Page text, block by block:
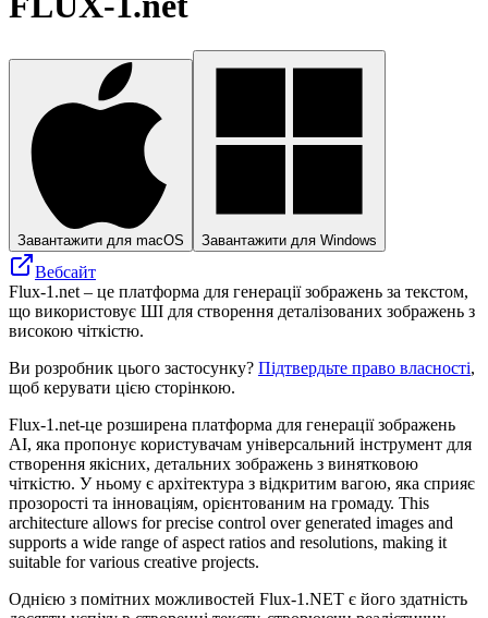
Завантажити для macOS Завантажити для Windows
Вебсайт
Flux-1.net – це платформа для генерації зображень за текстом,
що використовує ШІ для створення деталізованих зображень з
високою чіткістю.
Ви розробник цього застосунку? Підтвердьте право власності,
щоб керувати цією сторінкою.
Flux-1.net-це розширена платформа для генерації зображень
AI, яка пропонує користувачам універсальний інструмент для
створення якісних, детальних зображень з винятковою
чіткістю. У ньому є архітектура з відкритим вагою, яка сприяє
прозорості та інноваціям, орієнтованим на громаду. This
architecture allows for precise control over generated images and
supports a wide range of aspect ratios and resolutions, making it
suitable for various creative projects.
Однією з помітних можливостей Flux-1.NET є його здатність